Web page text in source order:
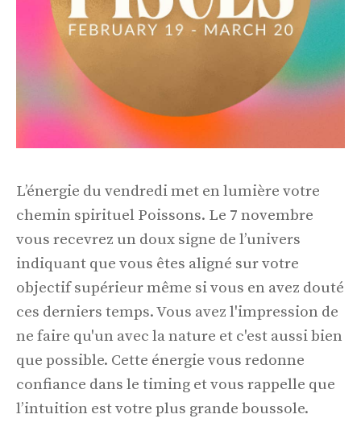
L’énergie du vendredi met en lumière votre
chemin spirituel Poissons. Le 7 novembre
vous recevrez un doux signe de l’univers
indiquant que vous êtes aligné sur votre
objectif supérieur même si vous en avez douté
ces derniers temps. Vous avez l'impression de
ne faire qu'un avec la nature et c'est aussi bien
que possible. Cette énergie vous redonne
confiance dans le timing et vous rappelle que
l’intuition est votre plus grande boussole.